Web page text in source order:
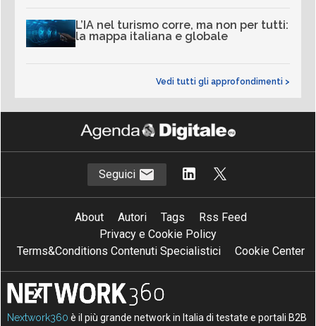
L’IA nel turismo corre, ma non per tutti:
la mappa italiana e globale
Vedi tutti gli approfondimenti >
Seguici
About Autori Tags
Rss Feed
Privacy e Cookie Policy
Terms&Conditions Contenuti Specialistici
Cookie Center
Nextwork360 è il più grande network in Italia di testate e portali B2B